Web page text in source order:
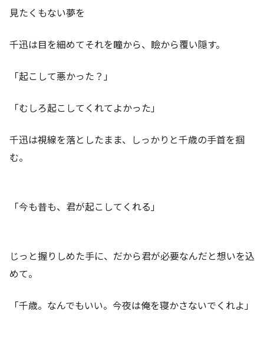
見たくもない夢を
千迅は目を細めてそれを瞳から、瞼から覆い隠す。
「起こして悪かった？」
「むしろ起こしてくれてよかった」
千迅は視線を落としたまま、しっかりと千歳の手首を掴
む。
「今も昔も、君が起こしてくれる」
じっと握りしめた手に、だから君が必要なんだと想いを込
めて。
「千歳。なんでもいい。今夜は俺を寝かさないでくれよ」